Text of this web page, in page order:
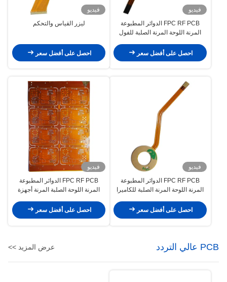
فيديو
FPC RF PCB الدوائر المطبوعة
المرنة اللوحة المرنة الصلبة للفول
احصل على أفضل سعر
فيديو
ليزر القياس والتحكم
احصل على أفضل سعر
فيديو
FPC RF PCB الدوائر المطبوعة
المرنة اللوحة المرنة الصلبة للكاميرا
احصل على أفضل سعر
فيديو
FPC RF PCB الدوائر المطبوعة
المرنة اللوحة الصلبة المرنة أجهزة
احصل على أفضل سعر
PCB عالي التردد عرض المزيد >>